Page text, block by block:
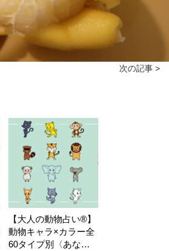
次の記事 >
【大人の動物占い®】
動物キャラ×カラー全
60タイプ別〈あなた